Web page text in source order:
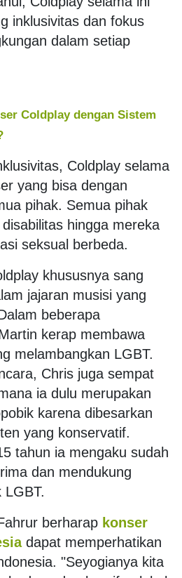
inklusivitas dan fokus
dalam setiap
Coldplay dengan Sistem
Coldplay selama
yang bisa dengan
pihak. Semua pihak
hingga mereka
seksual berbeda.
khususnya sang
jajaran musisi yang
beberapa
kerap membawa
melambangkan LGBT.
Chris juga sempat
ia dulu merupakan
karena dibesarkan
yang konservatif.
tahun ia mengaku sudah
dan mendukung
LGBT.
berharap konser
dapat memperhatikan
"Seyogianya kita